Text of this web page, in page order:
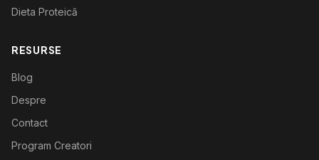
Dieta Proteică
RESURSE
Blog
Despre
Contact
Program Creatori